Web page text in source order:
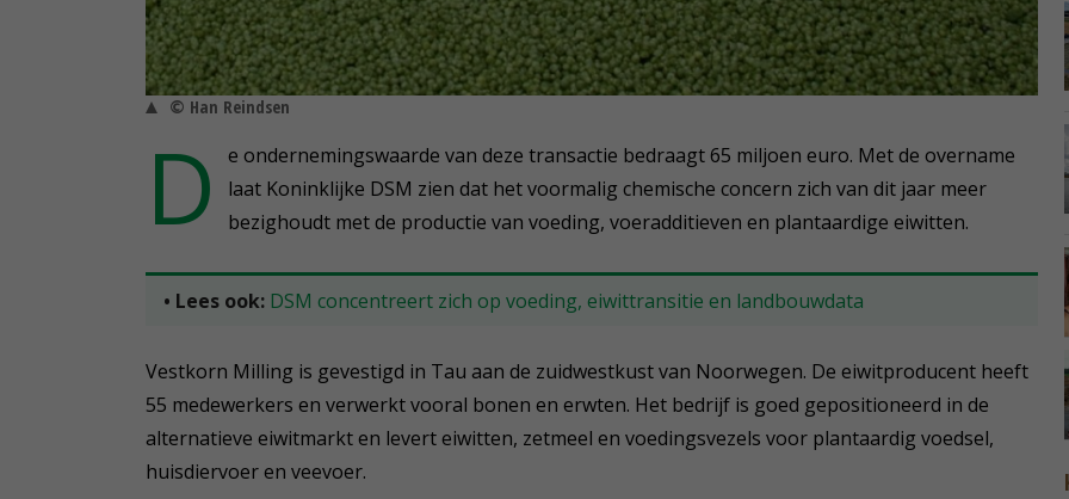
© Han Reindsen
D
e ondernemingswaarde van deze transactie bedraagt 65 miljoen euro. Met de overname
laat Koninklijke DSM zien dat het voormalig chemische concern zich van dit jaar meer
bezighoudt met de productie van voeding, voeradditieven en plantaardige eiwitten.
• Lees ook: DSM concentreert zich op voeding, eiwittransitie en landbouwdata
Vestkorn Milling is gevestigd in Tau aan de zuidwestkust van Noorwegen. De eiwitproducent heeft
55 medewerkers en verwerkt vooral bonen en erwten. Het bedrijf is goed gepositioneerd in de
alternatieve eiwitmarkt en levert eiwitten, zetmeel en voedingsvezels voor plantaardig voedsel,
huisdiervoer en veevoer.